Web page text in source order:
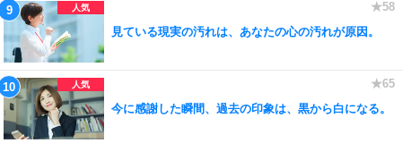
見ている現実の汚れは、あなたの心の汚れが原因。
今に感謝した瞬間、過去の印象は、黒から白になる。